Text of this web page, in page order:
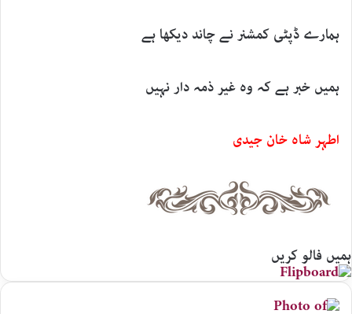
ہمارے ڈپٹی کمشنر نے چاند دیکھا ہے
ہمیں خبر ہے کہ وہ غیر ذمہ دار نہیں
اطہر شاہ خان جیدی
ہمیں فالو کریں